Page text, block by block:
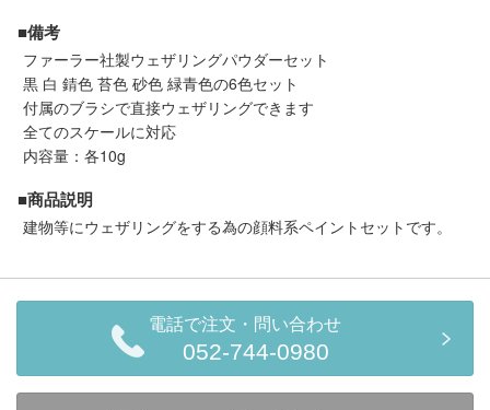
走行エリア別 鉄道模型車両リスト
北海道・東北 関東
中国・四国 九州・沖縄
鉄道模型の情報 商品レビュー
■備考
ファーラー社製ウェザリングパウダーセット
黒 白 錆色 苔色 砂色 緑青色の6色セット
付属のブラシで直接ウェザリングできます
全てのスケールに対応
内容量：各10g
■商品説明
建物等にウェザリングをする為の顔料系ペイントセットです。
電話で注文・問い合わせ
052-744-0980